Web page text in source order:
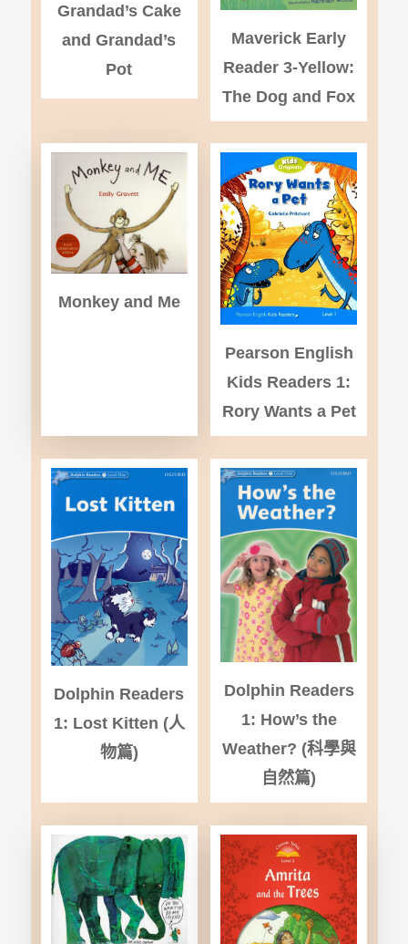
Grandad’s Cake
and Grandad’s
Pot
Maverick Early
Reader 3-Yellow:
The Dog and Fox
Monkey and Me
Pearson English
Kids Readers 1:
Rory Wants a Pet
Dolphin Readers
1: Lost Kitten (人
物篇)
Dolphin Readers
1: How’s the
Weather? (科學與
自然篇)